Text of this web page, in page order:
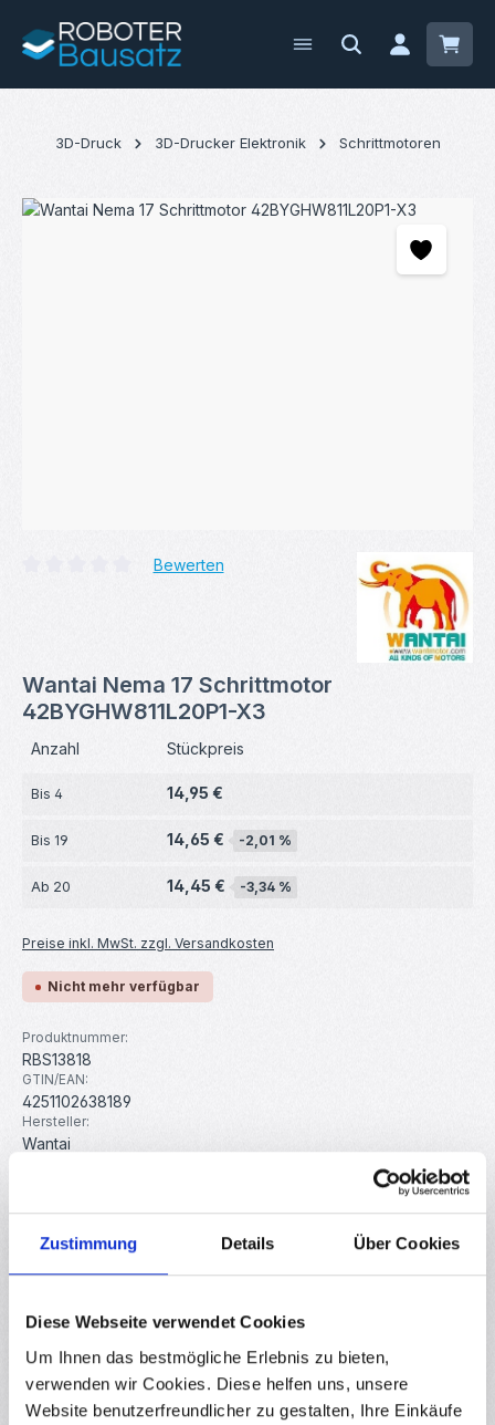
Zustimmung Details Über Cookies
Diese Webseite verwendet Cookies
Um Ihnen das bestmögliche Erlebnis zu bieten,
verwenden wir Cookies. Diese helfen uns, unsere
Website benutzerfreundlicher zu gestalten, Ihre Einkäufe
Zum Hauptinhalt springen
3D-Druck 3D-Drucker Elektronik Schrittmotoren
Bildergalerie überspringen
Durchschnittliche Bewertung von 0 von 5 Sternen
Bewerten
Wantai Nema 17 Schrittmotor
42BYGHW811L20P1-X3
Anzahl Stückpreis
Bis 4 14,95 €
Bis 19 14,65 € -2,01 %
Ab 20 14,45 € -3,34 %
Preise inkl. MwSt. zzgl. Versandkosten
Nicht mehr verfügbar
Produktnummer:
RBS13818
GTIN/EAN:
4251102638189
Hersteller:
Wantai
Schrittmotor zum Bau von 3D-Druckern, CNC-
Eigenschaften